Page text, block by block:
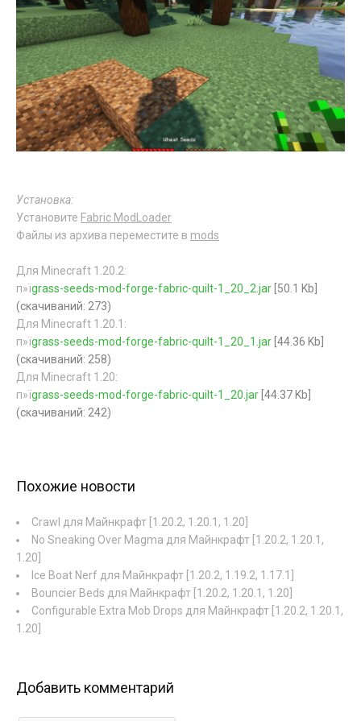
Установка:
Установите Fabric ModLoader
Файлы из архива переместите в mods
Для Minecraft 1.20.2:
п»їgrass-seeds-mod-forge-fabric-quilt-1_20_2.jar [50.1 Kb]
(cкачиваний: 273)
Для Minecraft 1.20.1:
п»їgrass-seeds-mod-forge-fabric-quilt-1_20_1.jar [44.36 Kb]
(cкачиваний: 258)
Для Minecraft 1.20:
п»їgrass-seeds-mod-forge-fabric-quilt-1_20.jar [44.37 Kb]
(cкачиваний: 242)
Похожие новости
Crawl для Майнкрафт [1.20.2, 1.20.1, 1.20]
No Sneaking Over Magma для Майнкрафт [1.20.2, 1.20.1,
1.20]
Ice Boat Nerf для Майнкрафт [1.20.2, 1.19.2, 1.17.1]
Bouncier Beds для Майнкрафт [1.20.2, 1.20.1, 1.20]
Configurable Extra Mob Drops для Майнкрафт [1.20.2, 1.20.1,
1.20]
Добавить комментарий